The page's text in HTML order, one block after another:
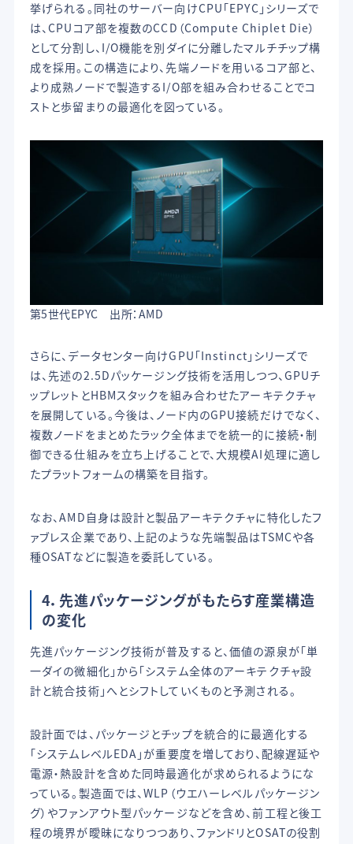
挙げられる。同社のサーバー向けCPU「EPYC」シリーズで
は、CPUコア部を複数のCCD（Compute Chiplet Die）
として分割し、I/O機能を別ダイに分離したマルチチップ構
成を採用。この構造により、先端ノードを用いるコア部と、
より成熟ノードで製造するI/O部を組み合わせることでコ
ストと歩留まりの最適化を図っている。
第5世代EPYC 出所：AMD
さらに、データセンター向けGPU「Instinct」シリーズで
は、先述の2.5Dパッケージング技術を活用しつつ、GPUチ
ップレットとHBMスタックを組み合わせたアーキテクチャ
を展開している。今後は、ノード内のGPU接続だけでなく、
複数ノードをまとめたラック全体までを統一的に接続・制
御できる仕組みを立ち上げることで、大規模AI処理に適し
たプラットフォームの構築を目指す。
なお、AMD自身は設計と製品アーキテクチャに特化したフ
ァブレス企業であり、上記のような先端製品はTSMCや各
種OSATなどに製造を委託している。
4． 先進パッケージングがもたらす産業構造
の変化
先進パッケージング技術が普及すると、価値の源泉が「単
一ダイの微細化」から「システム全体のアーキテクチャ設
計と統合技術」へとシフトしていくものと予測される。
設計面では、パッケージとチップを統合的に最適化する
「システムレベルEDA」が重要度を増しており、配線遅延や
電源・熱設計を含めた同時最適化が求められるようにな
っている。製造面では、WLP（ウエハーレベルパッケージン
グ）やファンアウト型パッケージなどを含め、前工程と後工
程の境界が曖昧になりつつあり、ファンドリとOSATの役割